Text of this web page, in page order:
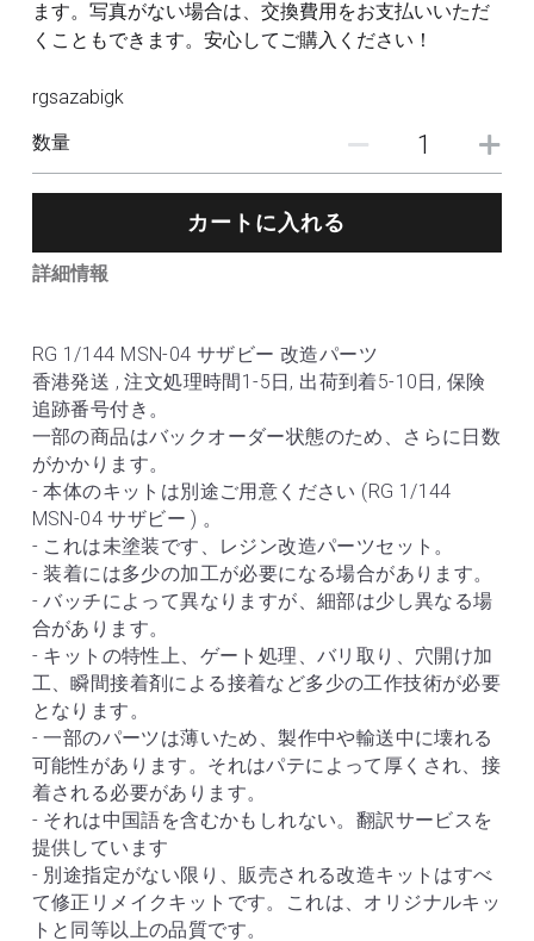
ます。写真がない場合は、交換費用をお支払いいただ
くこともできます。安心してご購入ください！
rgsazabigk
数量
カートに入れる
詳細情報
RG 1/144 MSN-04 サザビー 改造パーツ
香港発送 , 注文処理時間1-5日, 出荷到着5-10日, 保険
追跡番号付き。
一部の商品はバックオーダー状態のため、さらに日数
がかかります。
- 本体のキットは別途ご用意ください (RG 1/144
MSN-04 サザビー ) 。
- これは未塗装です、レジン改造パーツセット。
- 装着には多少の加工が必要になる場合があります。
- バッチによって異なりますが、細部は少し異なる場
合があります。
- キットの特性上、ゲート処理、バリ取り、穴開け加
工、瞬間接着剤による接着など多少の工作技術が必要
となります。
- 一部のパーツは薄いため、製作中や輸送中に壊れる
可能性があります。それはパテによって厚くされ、接
着される必要があります。
- それは中国語を含むかもしれない。翻訳サービスを
提供しています
- 別途指定がない限り、販売される改造キットはすべ
て修正リメイクキットです。これは、オリジナルキッ
トと同等以上の品質です。